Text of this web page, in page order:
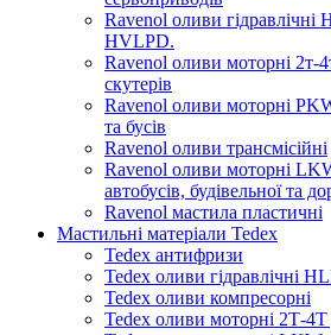
Ravenol оливи
HVLPD.
Ravenol оливи моторні 2т-
скутерів
Ravenol оливи моторні
та бусів
Ravenol оливи трансмісійні
Ravenol оливи моторні
автобусів, будівельної та
Ravenol мастила пластичні
Мастильні матеріали Tedex
Tedex антифризи
Tedex оливи гідравлічні
Tedex оливи компресорні
Tedex оливи моторні 2Т-4Т